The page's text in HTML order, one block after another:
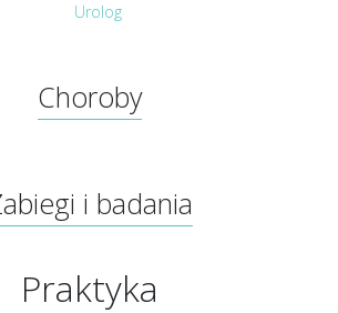
Urolog
Choroby
i badania
Praktyka